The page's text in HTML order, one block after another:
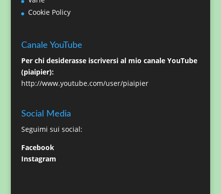
Cookie Policy
Canale YouTube
Per chi desiderasse iscriversi al mio canale YouTube
(piaipier):
http://www.youtube.com/user/piaipier
Social Media
Seguimi sui social:
Facebook
Instagram